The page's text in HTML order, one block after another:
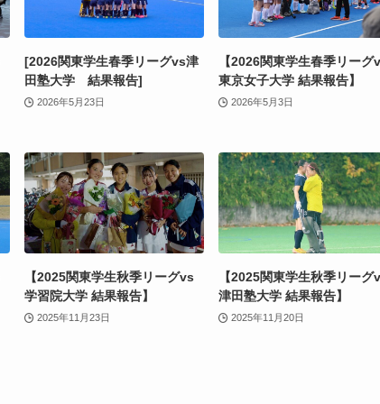
[2026関東学生春季リーグvs津
田塾大学 結果報告]
2026年5月23日
【2026関東学生春季リーグ
東京女子大学 結果報告】
2026年5月3日
【2025関東学生秋季リーグvs
学習院大学 結果報告】
2025年11月23日
【2025関東学生秋季リーグ
津田塾大学 結果報告】
2025年11月20日